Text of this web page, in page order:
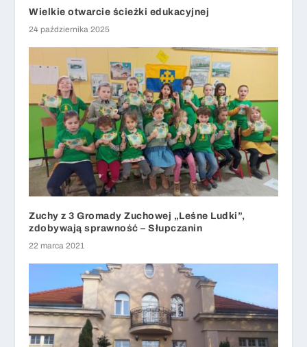
Wielkie otwarcie ścieżki edukacyjnej
24 października 2025
Zuchy z 3 Gromady Zuchowej „Leśne Ludki”,
zdobywają sprawność – Słupczanin
22 marca 2021